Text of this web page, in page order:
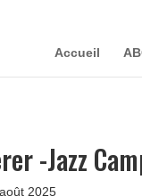
Accueil
-Jazz
2025